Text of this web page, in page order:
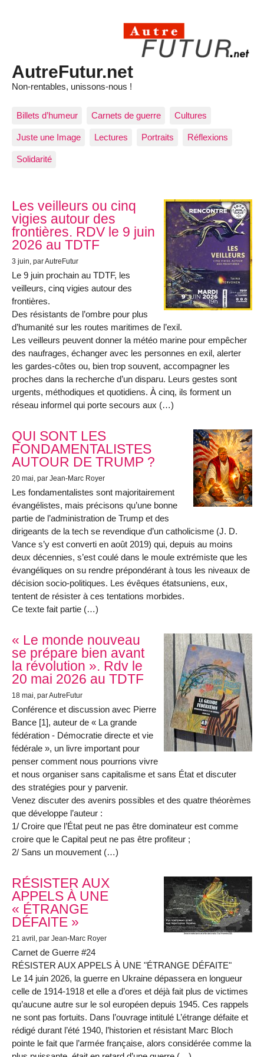
AutreFutur.net
Non-rentables, unissons-nous !
Billets d’humeur Carnets de guerre Cultures
Juste une Image Lectures Portraits Réflexions
Solidarité
Articles les plus récents
Les veilleurs ou cinq
vigies autour des
frontières. RDV le 9 juin
2026 au TDTF
3 juin, par AutreFutur
Le 9 juin prochain au TDTF, les
veilleurs, cinq vigies autour des
frontières.
Des résistants de l’ombre pour plus
d’humanité sur les routes maritimes de l’exil.
Les veilleurs peuvent donner la météo marine pour empêcher
des naufrages, échanger avec les personnes en exil, alerter
les gardes-côtes ou, bien trop souvent, accompagner les
proches dans la recherche d’un disparu. Leurs gestes sont
urgents, méthodiques et quotidiens. À cinq, ils forment un
réseau informel qui porte secours aux (…)
QUI SONT LES
FONDAMENTALISTES
AUTOUR DE TRUMP ?
20 mai, par Jean-Marc Royer
Les fondamentalistes sont majoritairement
évangélistes, mais précisons qu’une bonne
partie de l’administration de Trump et des
dirigeants de la tech se revendique d’un catholicisme (J. D.
Vance s’y est converti en août 2019) qui, depuis au moins
deux décennies, s’est coulé dans le moule extrémiste que les
évangéliques on su rendre prépondérant à tous les niveaux de
décision socio-politiques. Les évêques étatsuniens, eux,
tentent de résister à ces tentations morbides.
Ce texte fait partie (…)
« Le monde nouveau
se prépare bien avant
la révolution ». Rdv le
20 mai 2026 au TDTF
18 mai, par AutreFutur
Conférence et discussion avec Pierre
Bance [1], auteur de « La grande
fédération - Démocratie directe et vie
fédérale », un livre important pour
penser comment nous pourrions vivre
et nous organiser sans capitalisme et sans État et discuter
des stratégies pour y parvenir.
Venez discuter des avenirs possibles et des quatre théorèmes
que développe l’auteur :
1/ Croire que l’État peut ne pas être dominateur est comme
croire que le Capital peut ne pas être profiteur ;
2/ Sans un mouvement (…)
RÉSISTER AUX
APPELS À UNE
« ÉTRANGE
DÉFAITE »
21 avril , par Jean-Marc Royer
Carnet de Guerre #24
RÉSISTER AUX APPELS À UNE "ÉTRANGE DÉFAITE"
Le 14 juin 2026, la guerre en Ukraine dépassera en longueur
celle de 1914-1918 et elle a d’ores et déjà fait plus de victimes
qu’aucune autre sur le sol européen depuis 1945. Ces rappels
ne sont pas fortuits. Dans l’ouvrage intitulé L’étrange défaite et
rédigé durant l’été 1940, l’historien et résistant Marc Bloch
pointe le fait que l’armée française, alors considérée comme la